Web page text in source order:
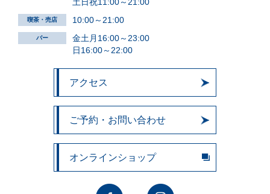
喫茶・売店 10:00～21:00
バー
金土月16:00～23:00
日16:00～22:00
アクセス
ご予約・お問い合わせ
オンラインショップ